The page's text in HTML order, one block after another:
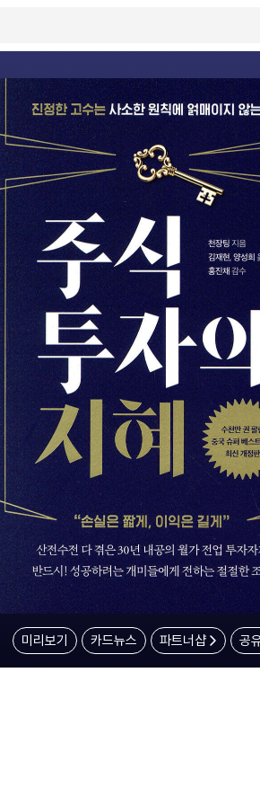
미리보기 카드뉴스 파트너샵 공